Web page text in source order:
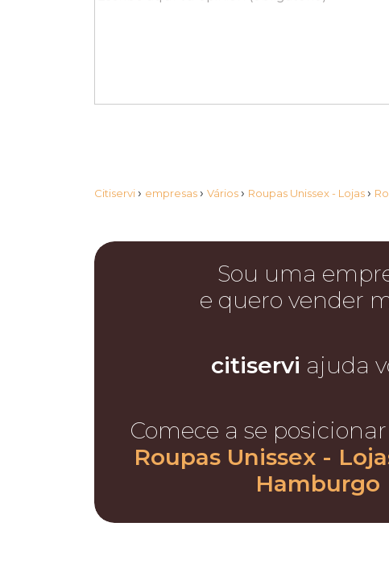
Citiservi › empresas › Vários › Roupas Unissex - Lojas ›
Sou uma
e quero vender
citiservi ajuda
Comece a se
Roupas Unissex -
Hamburgo